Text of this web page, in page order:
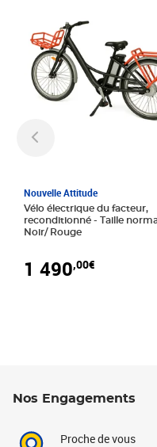
Nouvelle Attitude
Vélo électrique du facteur,
reconditionné - Taille normale -
Noir/ Rouge
1 490,00€
Nos Engagements
Proche de vous